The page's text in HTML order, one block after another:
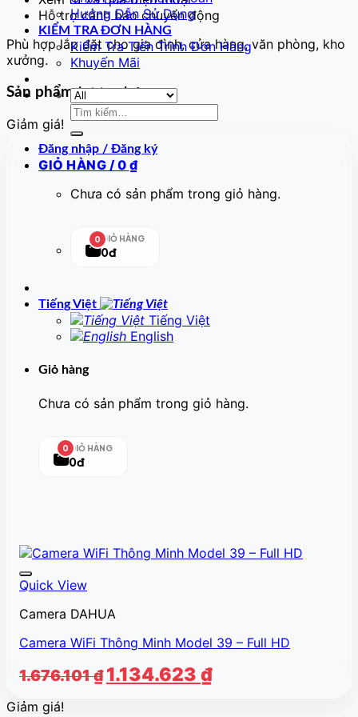
Hướng Dẫn Sử Dụng
KIỂM TRA ĐƠN HÀNG
Kiểm Tra Tiến Trình Đơn Hàng
Khuyến Mãi
Tìm
Đăng nhập / Đăng ký
GIỎ HÀNG / 0 ₫
Chưa có sản phẩm trong giỏ hàng.
0 GIỎ HÀNG
0đ
Tiếng Việt
Tiếng Việt
English
Giỏ hàng
Chưa có sản phẩm trong giỏ hàng.
0 GIỎ HÀNG
0đ
Hỗ trợ cảnh báo chuyển động
Phù hợp lắp đặt cho gia đình, cửa hàng, văn phòng, kho
xưởng.
Sản phẩm tương tự
Giảm giá!
Quick View
Camera DAHUA
Camera WiFi Thông Minh Model 39 – Full HD
1.676.101₫ Giá
1.134.623 ₫Giá
Giảm giá!